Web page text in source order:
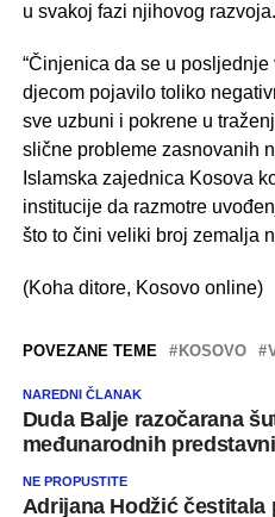
u svakoj fazi njihovog razvoja.
“Činjenica da se u
djecom pojavilo toliko
sve uzbuni i pokrene u
slične probleme zasnovanih
Islamska zajednica Kosova
institucije da razmotre
što to čini veliki broj zemalja
(Koha ditore, Kosovo online)
POVEZANE TEME KOSOVO
NAREDNI ČLANAK
Duda Balje razočarana
međunarodnih
NE PROPUSTITE
Adrijana Hodžić čestitala